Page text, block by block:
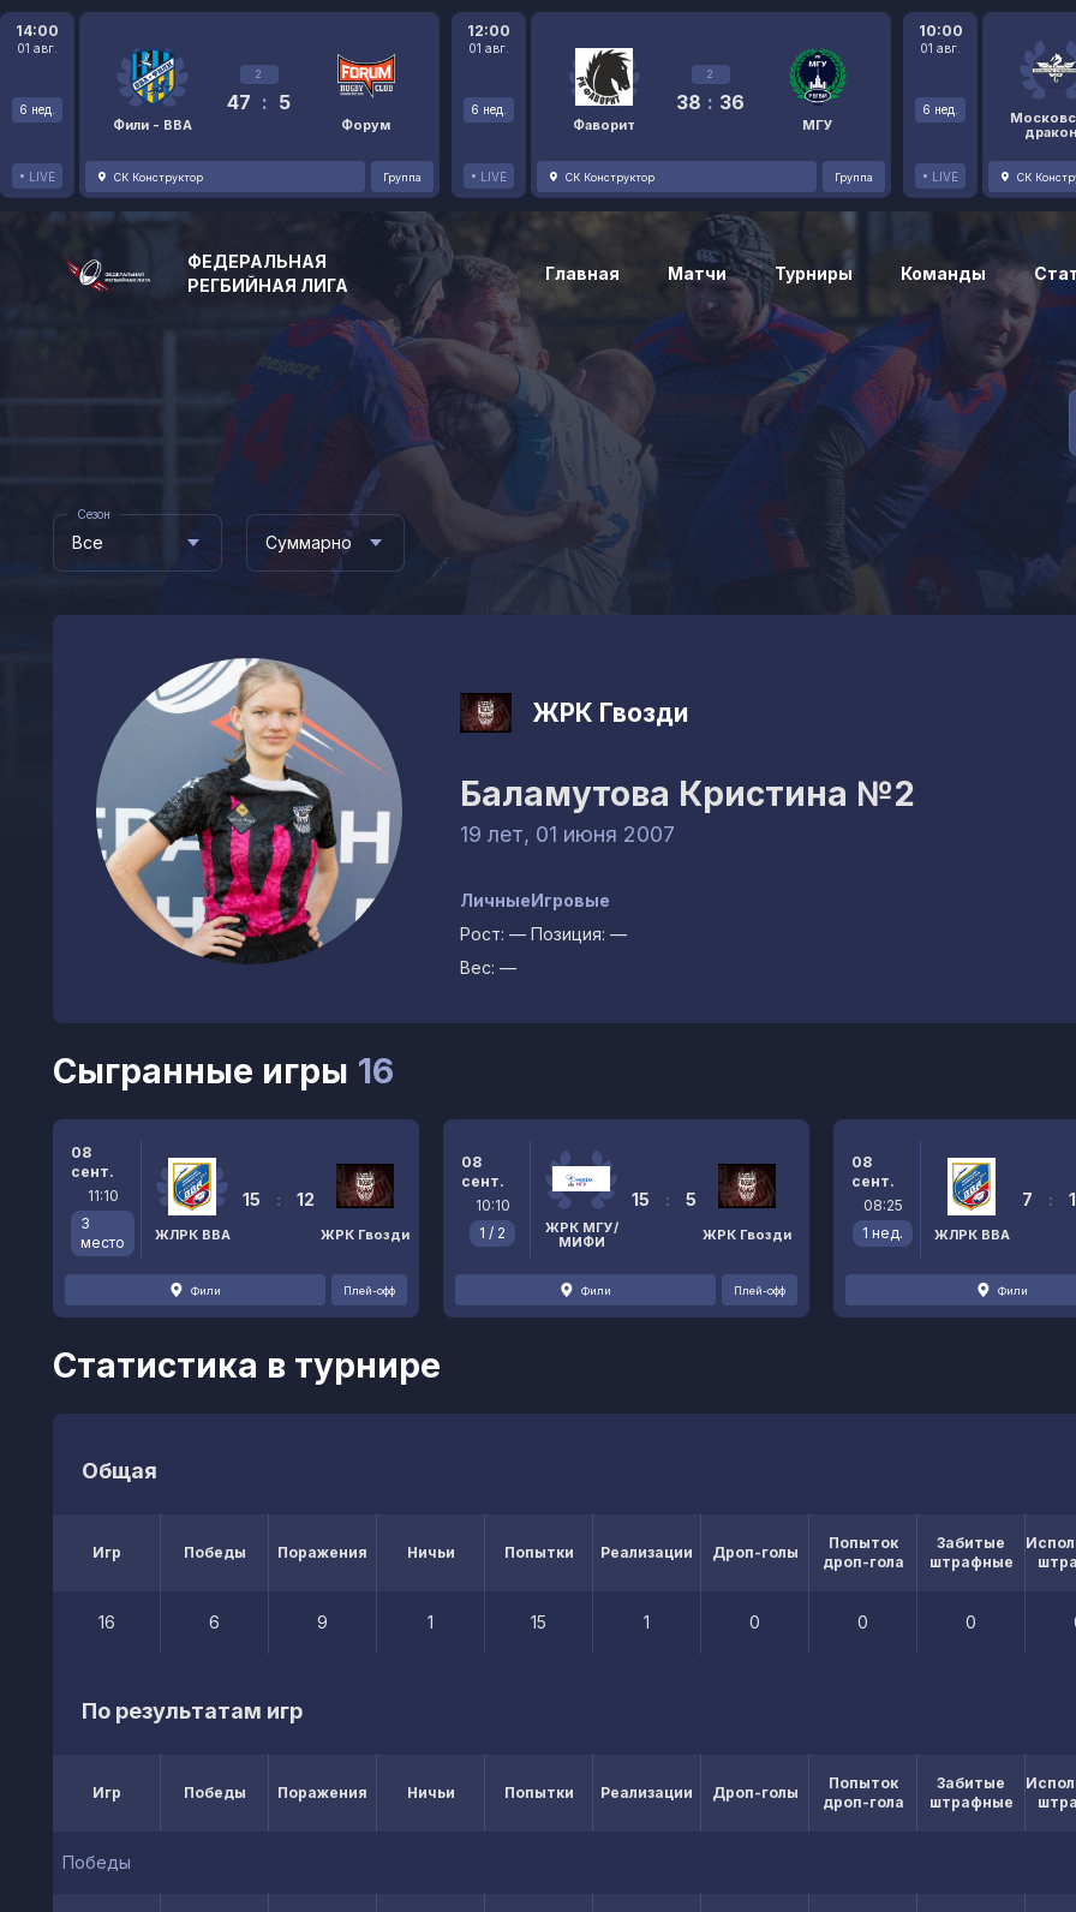
14:00
01 авг.
6 нед.
LIVE
Фили - ВВА
2
47 : 5
Форум
СК Конструктор Группа
12:00
01 авг.
6 нед.
LIVE
Фаворит
2
38 : 36
МГУ
СК Конструктор Группа
10:00
01 авг.
6 нед.
LIVE СК
ФЕДЕРАЛЬНАЯ
РЕГБИЙНАЯ ЛИГА
Главная Матчи Турниры Команды
Все
Сезон
Суммарно
ЖРК Гвозди
Баламутова Кристина №2
19 лет, 01 июня 2007
Личные
Рост: —
Вес: —
Игровые
Позиция: —
Сыгранные игры 16
08
сент.
11:10
3
место
ЖЛРК ВВА
15 : 12
ЖРК Гвозди
Фили Плей-офф
08
сент.
10:10
1 / 2
ЖРК МГУ/
МИФИ
15 : 5
ЖРК Гвозди
Фили Плей-офф
08
сент.
08:25
1 нед.
ЖЛРК ВВА
7 :
Фили
Статистика в турнире
Общая
Игр Победы Поражения Ничьи Попытки Реализации Дроп-голы
Попыток
дроп-гола
Забитые
штрафные
16 6 9 1 15 1 0 0 0
По результатам игр
Игр Победы Поражения Ничьи Попытки Реализации Дроп-голы
Попыток
дроп-гола
Забитые
штрафные
Победы